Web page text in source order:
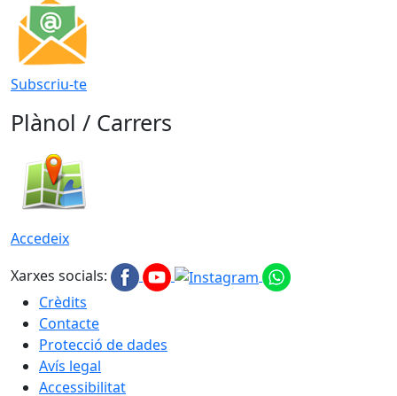
Subscriu-te
Plànol / Carrers
Accedeix
Xarxes socials:
Crèdits
Contacte
Protecció de dades
Avís legal
Accessibilitat